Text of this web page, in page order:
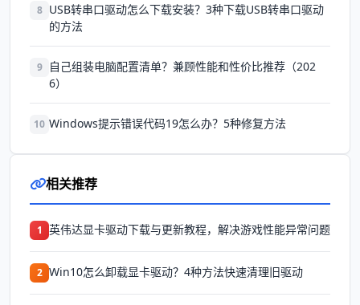
8 USB转串口驱动怎么下载安装？3种下载USB转串口驱动
的方法
9
自己组装电脑配置清单？兼顾性能和性价比推荐（202
6）
10 Windows提示错误代码19怎么办？5种修复方法
相关推荐
1 英伟达显卡驱动下载与更新教程，解决游戏性能异常问题
2 Win10怎么卸载显卡驱动？4种方法快速清理旧驱动